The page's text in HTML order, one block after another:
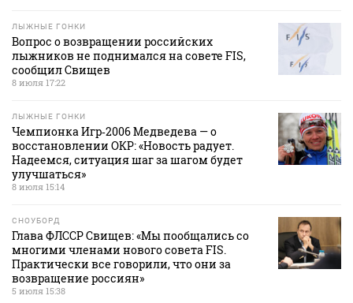
ЛЫЖНЫЕ ГОНКИ
Вопрос о возвращении российских
лыжников не поднимался на совете FIS,
сообщил Свищев
8 июля 17:22
ЛЫЖНЫЕ ГОНКИ
Чемпионка Игр‑2006 Медведева — о
восстановлении ОКР: «Новость радует.
Надеемся, ситуация шаг за шагом будет
улучшаться»
8 июля 15:14
СНОУБОРД
Глава ФЛССР Свищев: «Мы пообщались со
многими членами нового совета FIS.
Практически все говорили, что они за
возвращение россиян»
5 июля 15:38